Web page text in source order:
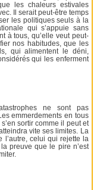
les chaleurs estivales
Il serait peut-être temps
les politiques seuls à la
qui s’appuie sans
à tous, qu’elle veut peut-
nos habitudes, que les
qui alimentent le déni,
qui les enferment
ne sont pas
emmerdements en tous
sortir comme il peut et
vite ses limites. La
l’autre, celui qui rejette la
preuve que le pire n’est